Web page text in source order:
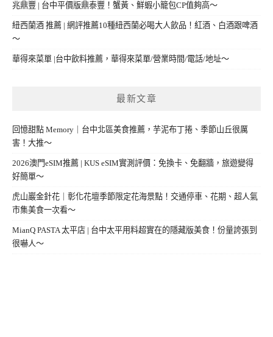
兆鼎豐 | 台中平價版鼎泰豐！蟹黃、鮮蝦小籠包CP值夠高～
紐西蘭酒 推薦 | 網評推薦10種紐西蘭必喝大人飲品！紅酒、白酒跟啤酒
～
華得來菜單 |台中飲料推薦，華得來菜單/營業時間/電話/地址～
最新文章
回憶甜點 Memory｜台中北區美食推薦，芋泥布丁捲、季節山丘很厲
害！大推～
2026澳門eSIM推薦 | KUS eSIM實測評價：免換卡、免翻牆，旅遊變得
好簡單～
虎山巖金針花｜彰化花壇季節限定花海景點！交通停車、花期、超人氣
市集美食一次看～
MianQ PASTA 太平店 | 台中太平用料超實在的隱藏版美食！份量誇張到
很嚇人～